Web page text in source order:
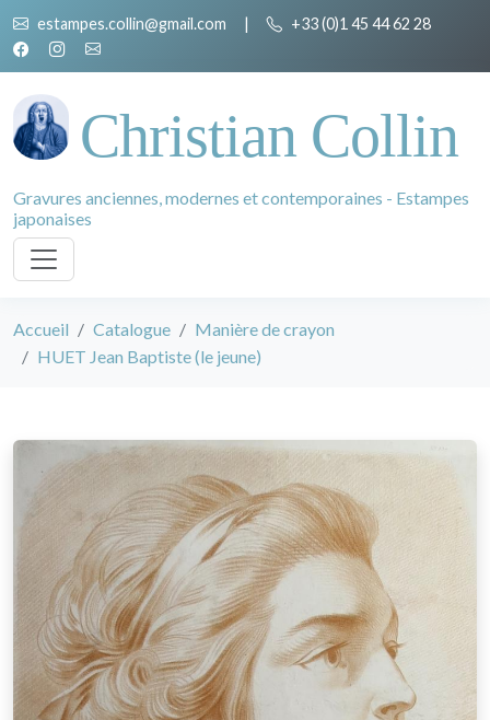
estampes.collin@gmail.com | +33 (0)1 45 44 62 28
Christian Collin
Gravures anciennes, modernes et contemporaines - Estampes
japonaises
Accueil Catalogue
Manière de crayon
HUET Jean Baptiste (le jeune)